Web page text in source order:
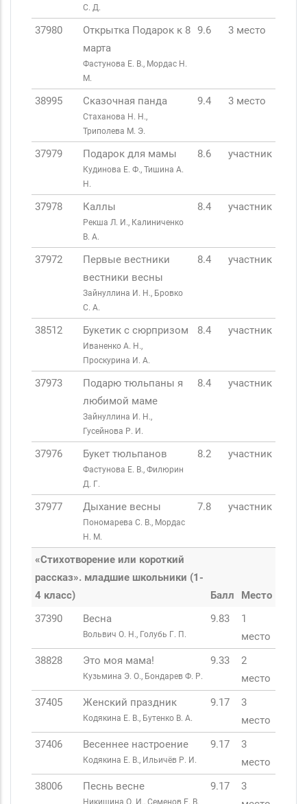
С. Д.
37980
Открытка Подарок к 8
марта
Фастунова Е. В., Мордас Н.
М.
9.6 3 место
38995 Сказочная панда
Стаханова Н. Н.,
Триполева М. Э.
9.4 3 место
37979 Подарок для мамы
Кудинова Е. Ф., Тишина А.
Н.
8.6 участник
37978 Каллы
Рекша Л. И., Калиниченко
В. А.
8.4 участник
37972
Первые вестники
вестники весны
Зайнуллина И. Н., Бровко
С. А.
8.4 участник
38512 Букетик с сюрпризом
Иваненко А. Н.,
Проскурина И. А.
8.4 участник
37973
Подарю тюльпаны я
любимой маме
Зайнуллина И. Н.,
Гусейнова Р. И.
8.4 участник
37976 Букет тюльпанов
Фастунова Е. В., Филюрин
Д. Г.
8.2 участник
37977 Дыхание весны
Пономарева С. В., Мордас
Н. М.
7.8 участник
«Стихотворение или короткий
рассказ». младшие школьники (1-
4 класс)
Балл
Место
37390
Весна
Вольвич О. Н., Голубь Г. П.
9.83
1
место
38828
Это моя мама!
Кузьмина Э. О., Бондарев Ф. Р.
9.33
2
место
37405
Женский праздник
Кодякина Е. В., Бутенко В. А.
9.17
3
место
37406
Весеннее настроение
Кодякина Е. В., Ильичёв Р. И.
9.17
3
место
38006
Песнь весне
Никишина О. И., Семенов Е. В.
9.17
3